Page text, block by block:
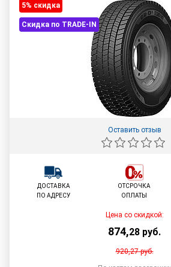
5% cкидка
Скидка по TRADE-IN
Оставить отзыв
ДОСТАВКА
ПО АДРЕСУ
ОТСРОЧКА
ОПЛАТЫ
Цена со скидкой:
874,28 руб.
920,27руб.